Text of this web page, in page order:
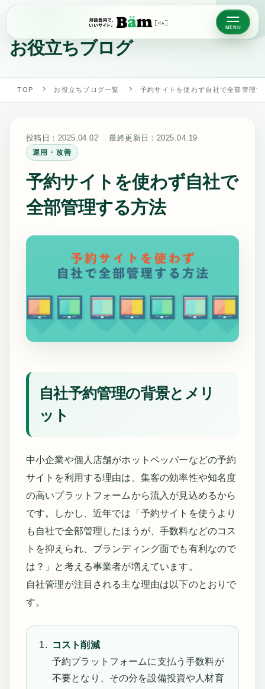
お役立ちブログ
TOP お役立ちブログ一覧 予約サイトを使わず自社で全部管理す
投稿日： 2025.04.02 最終更新日： 2025.04.19
運用・改善
予約サイトを使わず自社で
全部管理する方法
自社予約管理の背景とメリ
ット
中小企業や個人店舗がホットペッパーなどの予約
サイトを利用する理由は、集客の効率性や知名度
の高いプラットフォームから流入が見込めるから
です。しかし、近年では「予約サイトを使うより
も自社で全部管理したほうが、手数料などのコス
トを抑えられ、ブランディング面でも有利なので
は？」と考える事業者が増えています。
自社管理が注目される主な理由は以下のとおりで
す。
コスト削減
予約プラットフォームに支払う手数料が
不要となり、その分を設備投資や人材育